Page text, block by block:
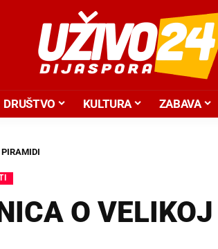
DRUŠTVO KULTURA ZABAVA
O VELIKOJ